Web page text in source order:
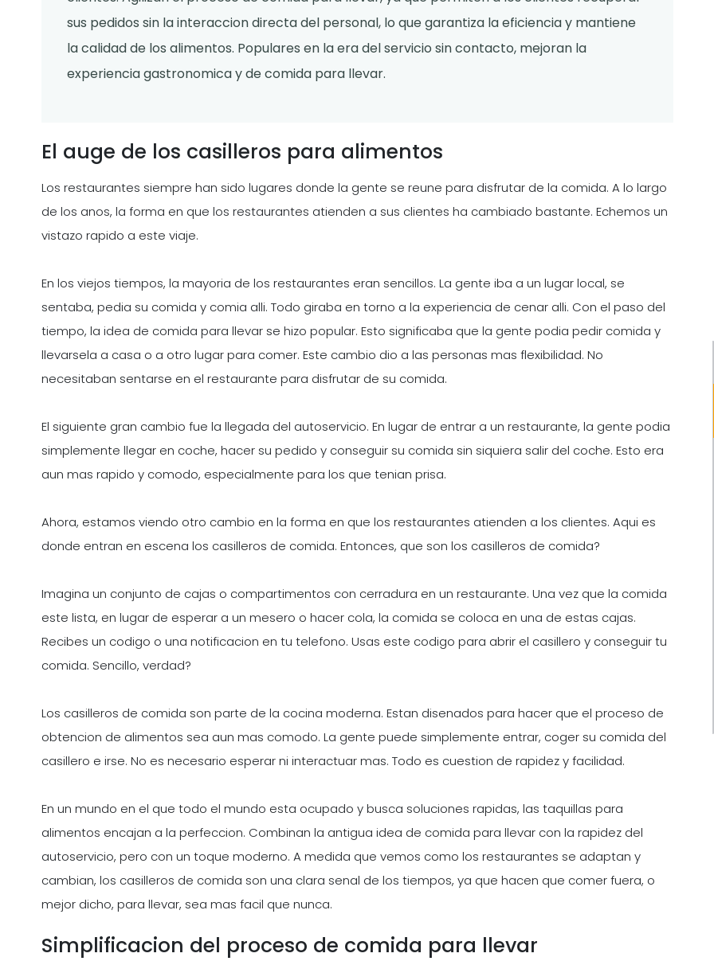
sus pedidos sin la interaccion directa del personal, lo que garantiza la eficiencia y mantiene
la calidad de los alimentos. Populares en la era del servicio sin contacto, mejoran la
experiencia gastronomica y de comida para llevar.
El auge de los casilleros para alimentos
Los restaurantes siempre han sido lugares donde la gente se reune para disfrutar de la comida. A lo largo
de los anos, la forma en que los restaurantes atienden a sus clientes ha cambiado bastante. Echemos un
vistazo rapido a este viaje.
En los viejos tiempos, la mayoria de los restaurantes eran sencillos. La gente iba a un lugar local, se
sentaba, pedia su comida y comia alli. Todo giraba en torno a la experiencia de cenar alli. Con el paso del
tiempo, la idea de comida para llevar se hizo popular. Esto significaba que la gente podia pedir comida y
llevarsela a casa o a otro lugar para comer. Este cambio dio a las personas mas flexibilidad. No
necesitaban sentarse en el restaurante para disfrutar de su comida.
El siguiente gran cambio fue la llegada del autoservicio. En lugar de entrar a un restaurante, la gente podia
simplemente llegar en coche, hacer su pedido y conseguir su comida sin siquiera salir del coche. Esto era
aun mas rapido y comodo, especialmente para los que tenian prisa.
Ahora, estamos viendo otro cambio en la forma en que los restaurantes atienden a los clientes. Aqui es
donde entran en escena los casilleros de comida. Entonces, que son los casilleros de comida?
Imagina un conjunto de cajas o compartimentos con cerradura en un restaurante. Una vez que la comida
este lista, en lugar de esperar a un mesero o hacer cola, la comida se coloca en una de estas cajas.
Recibes un codigo o una notificacion en tu telefono. Usas este codigo para abrir el casillero y conseguir tu
comida. Sencillo, verdad?
Los casilleros de comida son parte de la cocina moderna. Estan disenados para hacer que el proceso de
obtencion de alimentos sea aun mas comodo. La gente puede simplemente entrar, coger su comida del
casillero e irse. No es necesario esperar ni interactuar mas. Todo es cuestion de rapidez y facilidad.
En un mundo en el que todo el mundo esta ocupado y busca soluciones rapidas, las taquillas para
alimentos encajan a la perfeccion. Combinan la antigua idea de comida para llevar con la rapidez del
autoservicio, pero con un toque moderno. A medida que vemos como los restaurantes se adaptan y
cambian, los casilleros de comida son una clara senal de los tiempos, ya que hacen que comer fuera, o
mejor dicho, para llevar, sea mas facil que nunca.
Simplificacion del proceso de comida para llevar